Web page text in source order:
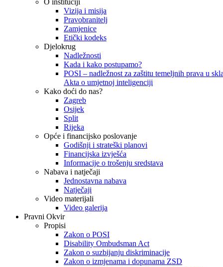
O instituciji
Vizija i misija
Pravobranitelj
Zamjenice
Etički kodeks
Djelokrug
Nadležnosti
Kada i kako postupamo?
POSI – nadležnost za zaštitu temeljnih prava u
Akta o umjetnoj inteligenciji
Kako doći do nas?
Zagreb
Osijek
Split
Rijeka
Opće i financijsko poslovanje
Godišnji i strateški planovi
Financijska izvješća
Informacije o trošenju sredstava
Nabava i natječaji
Jednostavna nabava
Natječaji
Video materijali
Video galerija
Pravni Okvir
Propisi
Zakon o POSI
Disability Ombudsman Act
Zakon o suzbijanju diskriminacije
Zakon o izmjenama i dopunama ZSD